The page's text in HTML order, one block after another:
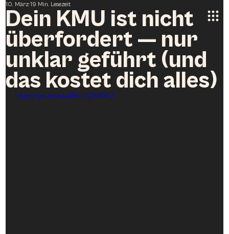
Dein KMU ist nicht
überfordert — nur
unklar geführt (und
das kostet dich alles)
10. März19 Min. Lesezeit
https://youtu.be/d3UdSgW8W_I